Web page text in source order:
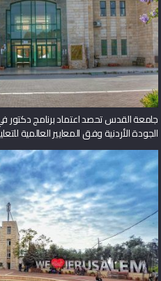
جامعة القدس تحصد اعتماد برنامج
الجودة الأردنية وفق المعايير العالمية